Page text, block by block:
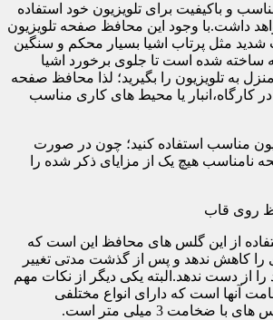
و باکیفیت برای تلویزیون خود استفاده
داشت.با وجود این محافظ صفحه تلویزیون
شدید مثل پرتاب اشیا بسیار محکم و سنگین
ساخته شده است تا جلوی برخورد اشیا
به تلویزیون را بگیرید؛ لذا محافظ صفحه
در کارگاه،انبار یا محیط های کاری مناسب
مناسب استفاده کنید؛ چون در صورت
نامناسب هیچ یک از مزایای ذکر شده را
روی قاب
از این گلس های محافظ این است که
را کاهش ندهد و پس از گذشت مدتی تغییر
از دست ندهد.البته یکی دیگر از نکات مهم
آنها است که دارای انواع مختلفی
ضخامت 3 میلی متر است.